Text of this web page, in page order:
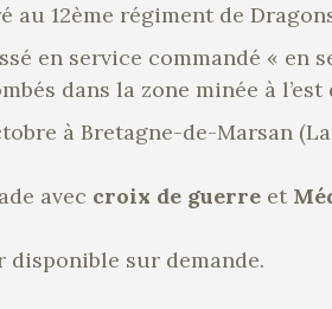
au 12ème régiment de
en service commandé « en
dans la zone minée à
à Bretagne-de-Marsan
avec croix de guerre et
disponible sur demande.